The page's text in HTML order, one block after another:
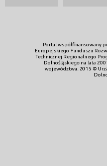
Portal współfinansowany
Europejskiego Funduszu
Technicznej Regionalnego
Dolnośląskiego na lata
województwa. 2015 ©